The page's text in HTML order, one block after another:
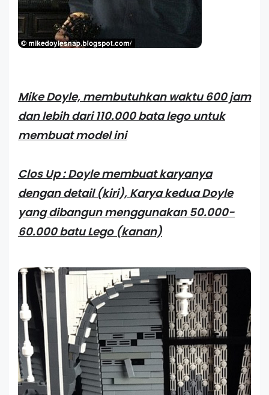
Mike Doyle, membutuhkan waktu 600 jam
dan lebih dari 110.000 bata lego untuk
membuat model ini
Clos Up : Doyle membuat karyanya
dengan detail (kiri), Karya kedua Doyle
yang dibangun menggunakan 50.000-
60.000 batu Lego (kanan)